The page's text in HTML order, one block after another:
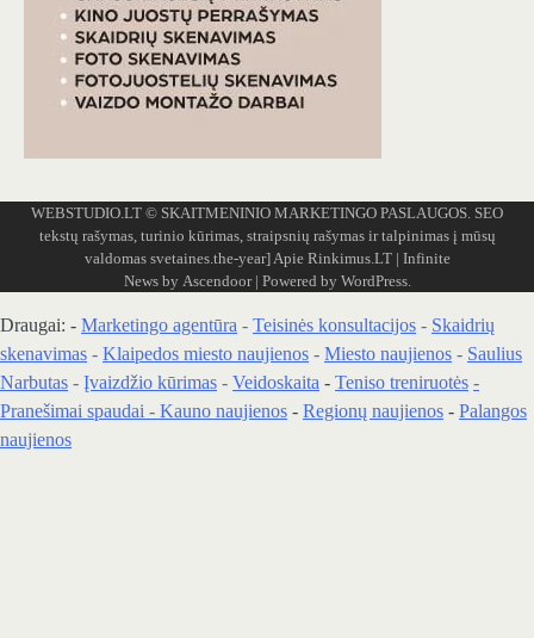
WEBSTUDIO.LT © SKAITMENINIO MARKETINGO PASLAUGOS. SEO
tekstų rašymas, turinio kūrimas, straipsnių rašymas ir talpinimas į mūsų
valdomas svetaines.the-year]Apie Rinkimus.LT| Infinite
News by Ascendoor| Powered by WordPress.
Draugai: - Marketingo agentūra - Teisinės konsultacijos - Skaidrių
skenavimas - Klaipedos miesto naujienos - Miesto naujienos - Saulius
Narbutas - Įvaizdžio kūrimas - Veidoskaita - Teniso treniruotės -
Pranešimai spaudai - Kauno naujienos - Regionų naujienos - Palangos
naujienos